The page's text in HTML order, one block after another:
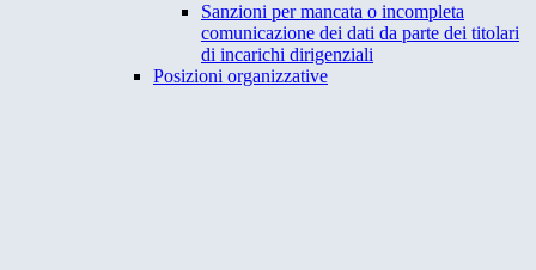
Sanzioni per mancata o incompleta
comunicazione dei dati da parte dei titolari
di incarichi dirigenziali
Posizioni organizzative